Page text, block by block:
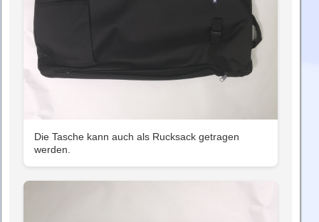
Die Tasche kann auch als Rucksack getragen
werden.